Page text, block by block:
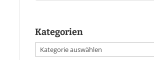
Kategorien
Kategorien